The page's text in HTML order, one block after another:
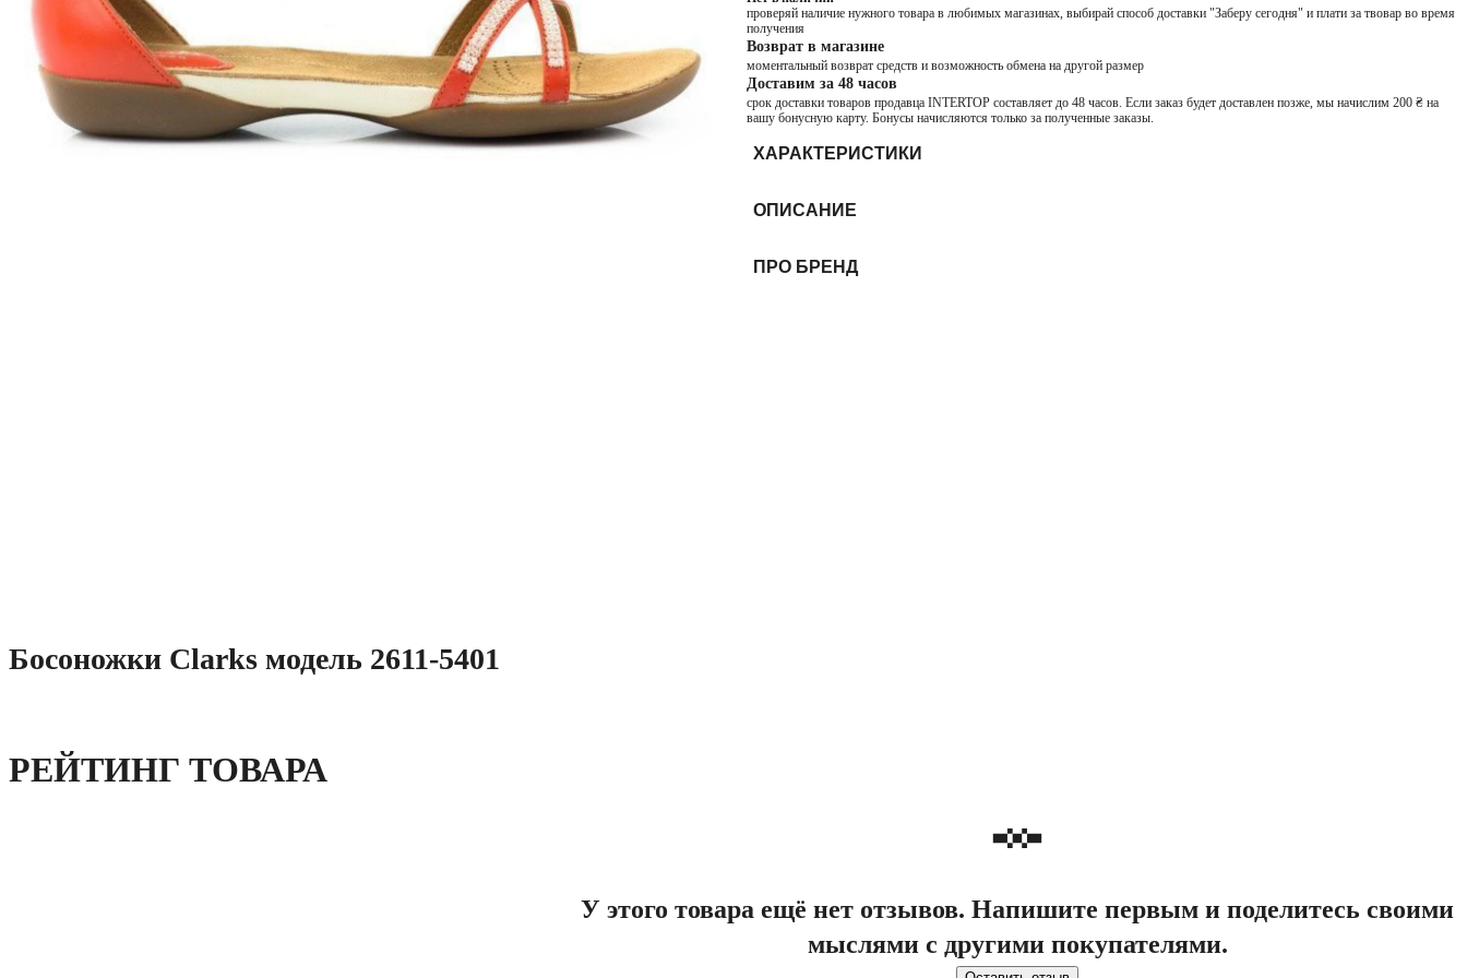
проверяй наличие нужного товара в любимых магазинах, выбирай способ доставки "Заберу сегодня" и плати за твовар во время
получения
Возврат в магазине
моментальный возврат средств и возможность обмена на другой размер
Доставим за 48 часов
срок доставки товаров продавца INTERTOP составляет до 48 часов. Если заказ будет доставлен позже, мы начислим 200 ₴ на
вашу бонусную карту. Бонусы начисляются только за полученные заказы.
ХАРАКТЕРИСТИКИ
ОПИСАНИЕ
ПРО БРЕНД
Босоножки Clarks модель 2611-5401
РЕЙТИНГ ТОВАРА
У этого товара ещё нет отзывов. Напишите первым и поделитесь своими
мыслями с другими покупателями.